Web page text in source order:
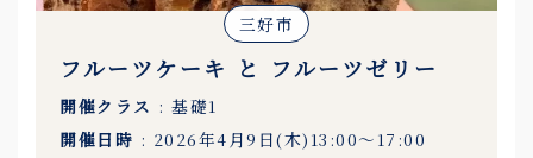
三好市
フルーツケーキ と フルーツゼリー
開催クラス : 基礎1
開催日時 : 2026年4月9日(木)13:00〜17:00